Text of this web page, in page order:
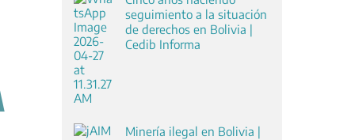
seguimiento a la situación
de derechos en Bolivia |
Cedib Informa
Minería ilegal en Bolivia |